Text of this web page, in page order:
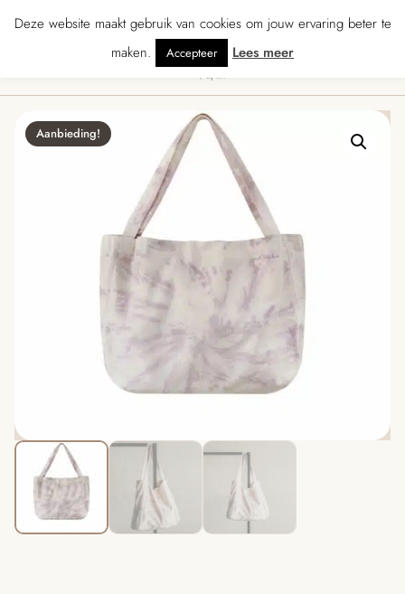
· Gratis verzending vanaf € 70 · Gratis kaartje met je bestelling •
Aanbieding!
Deze website maakt gebruik van cookies om jouw ervaring beter te
maken.
Accepteer Lees meer